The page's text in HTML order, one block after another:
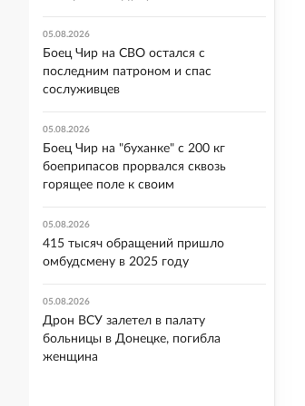
05.08.2026
Боец Чир на СВО остался с
последним патроном и спас
сослуживцев
05.08.2026
Боец Чир на "буханке" с 200 кг
боеприпасов прорвался сквозь
горящее поле к своим
05.08.2026
415 тысяч обращений пришло
омбудсмену в 2025 году
05.08.2026
Дрон ВСУ залетел в палату
больницы в Донецке, погибла
женщина